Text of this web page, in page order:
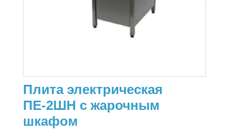
Плита электрическая
ПЕ-2ШН с жарочным
шкафом